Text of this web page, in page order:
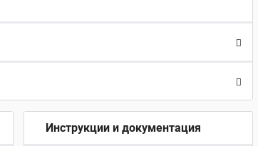
Инструкции и документация